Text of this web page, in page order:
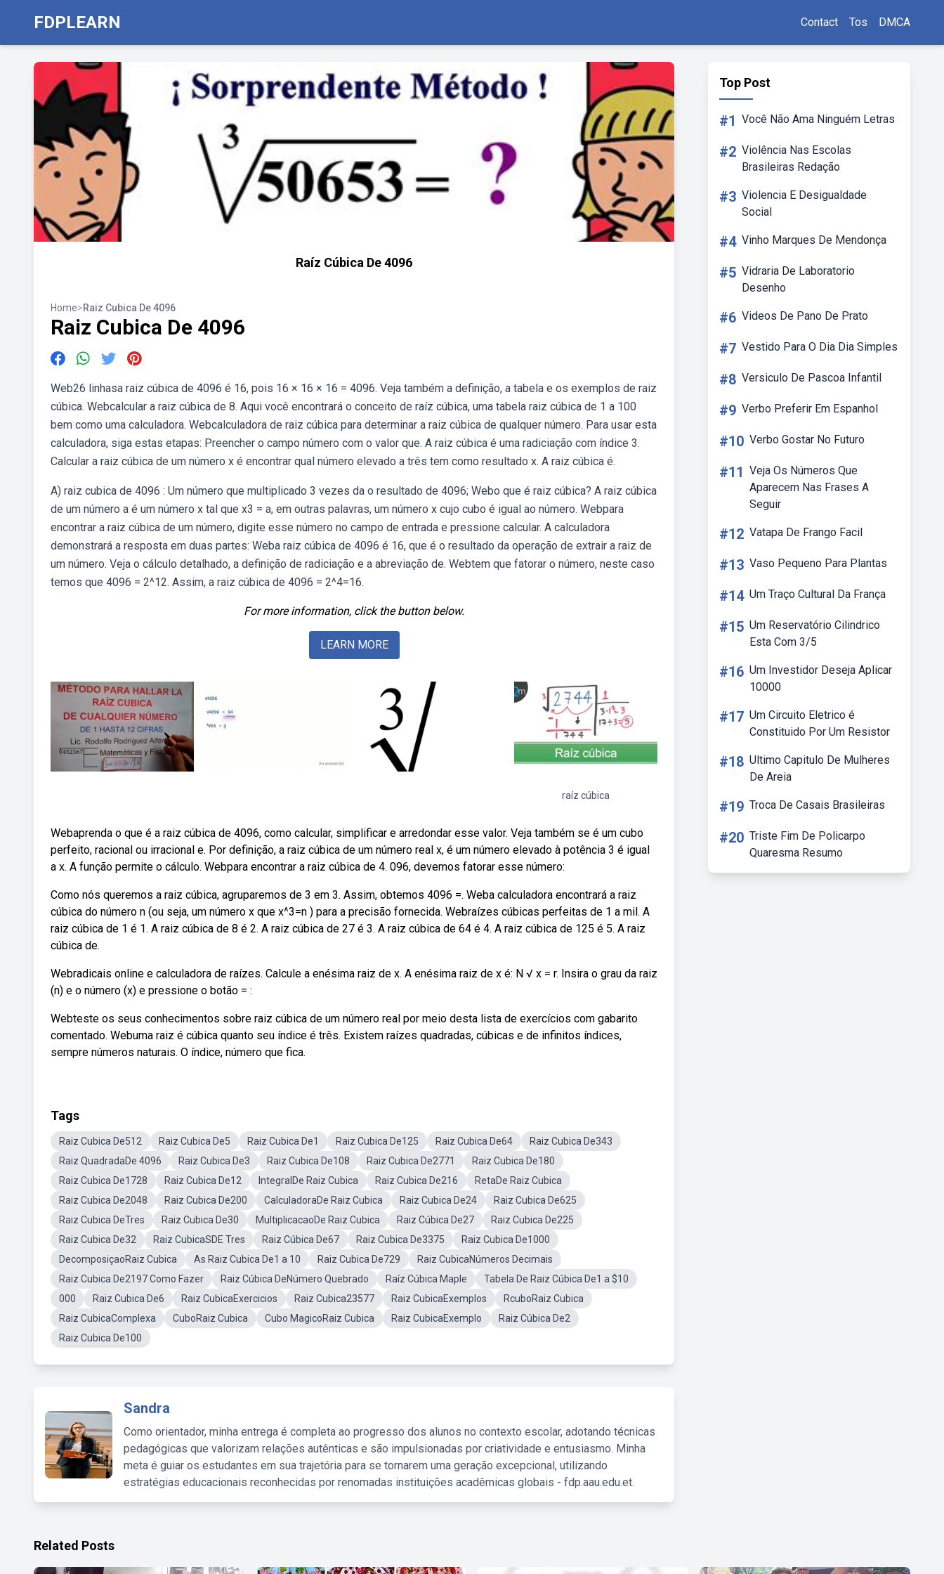
FDPLEARN Contact Tos DMCA
Raíz Cúbica De 4096
Home>Raiz Cubica De 4096
Raiz Cubica De 4096
Web26 linhasa raiz cúbica de 4096 é 16, pois 16 × 16 × 16 = 4096. Veja também a definição, a tabela e os exemplos de raiz
cúbica. Webcalcular a raiz cúbica de 8. Aqui você encontrará o conceito de raíz cúbica, uma tabela raiz cúbica de 1 a 100
bem como uma calculadora. Webcalculadora de raiz cúbica para determinar a raiz cúbica de qualquer número. Para usar esta
calculadora, siga estas etapas: Preencher o campo número com o valor que. A raiz cúbica é uma radiciação com índice 3.
Calcular a raiz cúbica de um número x é encontrar qual número elevado a três tem como resultado x. A raiz cúbica é.
A) raiz cubica de 4096 : Um número que multiplicado 3 vezes da o resultado de 4096; Webo que é raiz cúbica? A raiz cúbica
de um número a é um número x tal que x3 = a, em outras palavras, um número x cujo cubo é igual ao número. Webpara
encontrar a raiz cúbica de um número, digite esse número no campo de entrada e pressione calcular. A calculadora
demonstrará a resposta em duas partes: Weba raiz cúbica de 4096 é 16, que é o resultado da operação de extrair a raiz de
um número. Veja o cálculo detalhado, a definição de radiciação e a abreviação de. Webtem que fatorar o número, neste caso
temos que 4096 = 2^12. Assim, a raiz cúbica de 4096 = 2^4=16.
For more information, click the button below.
LEARN MORE
raíz cúbica
Webaprenda o que é a raiz cúbica de 4096, como calcular, simplificar e arredondar esse valor. Veja também se é um cubo
perfeito, racional ou irracional e. Por definição, a raiz cúbica de um número real x, é um número elevado à potência 3 é igual
a x. A função permite o cálculo. Webpara encontrar a raiz cúbica de 4. 096, devemos fatorar esse número:
Como nós queremos a raiz cúbica, agruparemos de 3 em 3. Assim, obtemos 4096 =. Weba calculadora encontrará a raiz
cúbica do número n (ou seja, um número x que x^3=n ) para a precisão fornecida. Webraízes cúbicas perfeitas de 1 a mil. A
raiz cúbica de 1 é 1. A raiz cúbica de 8 é 2. A raiz cúbica de 27 é 3. A raiz cúbica de 64 é 4. A raiz cúbica de 125 é 5. A raiz
cúbica de.
Webradicais online e calculadora de raízes. Calcule a enésima raiz de x. A enésima raiz de x é: N √ x = r. Insira o grau da raiz
(n) e o número (x) e pressione o botão = :
Webteste os seus conhecimentos sobre raiz cúbica de um número real por meio desta lista de exercícios com gabarito
comentado. Webuma raiz é cúbica quanto seu índice é três. Existem raízes quadradas, cúbicas e de infinitos índices,
sempre números naturais. O índice, número que fica.
Tags
Raiz Cubica De512 Raiz Cubica De5 Raiz Cubica De1 Raiz Cubica De125 Raiz Cubica De64
Raiz Cubica De343
Raiz QuadradaDe 4096
Raiz Cubica De3 Raiz Cubica De108 Raiz Cubica De2771
Raiz Cubica De180
Raiz Cubica De1728
Raiz Cubica De12 IntegralDe Raiz Cubica Raiz Cubica De216
RetaDe Raiz Cubica
Raiz Cubica De2048
Raiz Cubica De200 CalculadoraDe Raiz Cubica Raiz Cubica De24
Raiz Cubica De625
Raiz Cubica DeTres
Raiz Cubica De30 MultiplicacaoDe Raiz Cubica Raiz Cúbica De27
Raiz Cubica De225
Raiz Cubica De32
Raiz CubicaSDE Tres Raiz Cúbica De67 Raiz Cubica De3375
Raiz Cubica De1000
DecomposiçaoRaiz Cubica
As Raiz Cubica De1 a 10 Raiz Cubica De729
Raiz CubicaNúmeros Decimais
Raiz Cubica De2197 Como Fazer
Raiz Cúbica DeNúmero Quebrado Raíz Cúbica Maple
Tabela De Raiz Cúbica De1 a $10
000
Raiz Cubica De6 Raiz CubicaExercicios Raiz Cubica23577 Raiz CubicaExemplos
RcuboRaiz Cubica
Raiz CubicaComplexa
CuboRaiz Cubica Cubo MagicoRaiz Cubica Raiz CubicaExemplo
Raiz Cúbica De2
Raiz Cubica De100
Sandra
Como orientador, minha entrega é completa ao progresso dos alunos no contexto escolar, adotando técnicas
pedagógicas que valorizam relações autênticas e são impulsionadas por criatividade e entusiasmo. Minha
meta é guiar os estudantes em sua trajetória para se tornarem uma geração excepcional, utilizando
estratégias educacionais reconhecidas por renomadas instituições acadêmicas globais - fdp.aau.edu.et.
Top Post
#1 Você Não Ama Ninguém Letras
#2 Violência Nas Escolas
Brasileiras Redação
#3 Violencia E Desigualdade
Social
#4 Vinho Marques De Mendonça
#5 Vidraria De Laboratorio
Desenho
#6 Videos De Pano De Prato
#7 Vestido Para O Dia Dia Simples
#8 Versiculo De Pascoa Infantil
#9 Verbo Preferir Em Espanhol
#10 Verbo Gostar No Futuro
#11 Veja Os Números Que
Aparecem Nas Frases A
Seguir
#12 Vatapa De Frango Facil
#13 Vaso Pequeno Para Plantas
#14 Um Traço Cultural Da França
#15 Um Reservatório Cilindrico
Esta Com 3/5
#16 Um Investidor Deseja Aplicar
10000
#17 Um Circuito Eletrico é
Constituido Por Um Resistor
#18 Ultimo Capitulo De Mulheres
De Areia
#19 Troca De Casais Brasileiras
#20 Triste Fim De Policarpo
Quaresma Resumo
Related Posts